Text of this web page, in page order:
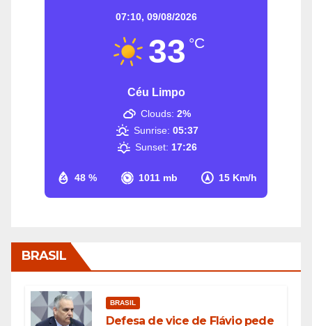
07:10, 09/08/2026
33 °C
Céu Limpo
48 % 1011 mb 15 Km/h
Clouds: 2%
Sunrise: 05:37
Sunset: 17:26
BRASIL
BRASIL
Defesa de vice de Flávio pede